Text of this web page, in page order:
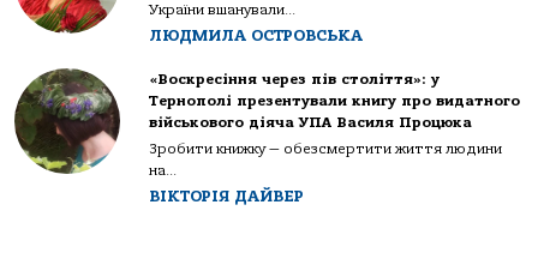
України вшанували...
ЛЮДМИЛА ОСТРОВСЬКА
«Воскресіння через пів століття»: у
Тернополі презентували книгу про видатного
військового діяча УПА Василя Процюка
Зробити книжку — обезсмертити життя людини
на...
ВІКТОРІЯ ДАЙВЕР